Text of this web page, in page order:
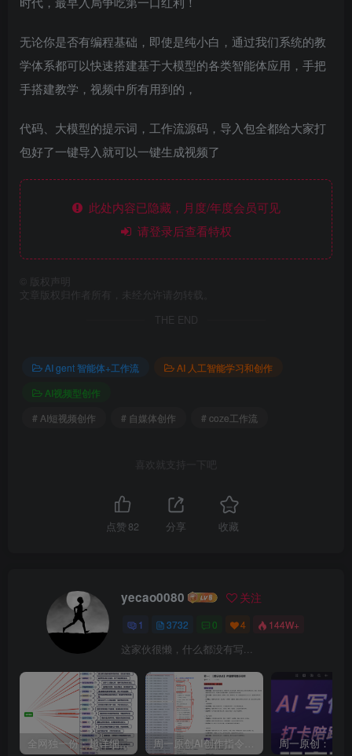
无论你是否有编程基础，即使是纯小白，通过我们系统的教
学体系都可以快速搭建基于大模型的各类智能体应用，手把
手搭建教学，视频中所有用到的，
代码、大模型的提示词，工作流源码，导入包全都给大家打
包好了一键导入就可以一键生成视频了
此处内容已隐藏，月度/年度会员可见
请登录后查看特权
版权声明
文章版权归作者所有，未经允许请勿转载。
THE END
AI gent 智能体+工作流
AI 人工智能学习和创作
AI视频型创作
# AI短视频创作
# 自媒体创作 # coze工作流
喜欢就支持一下吧
点赞 82 分享 收藏
yecao0080 关注
1 3732 0 4 144W+
这家伙很懒，什么都没有写...
全网独一份：超详细的40+个自媒体赛道领域解析手册，让你的内容创作不再局限！